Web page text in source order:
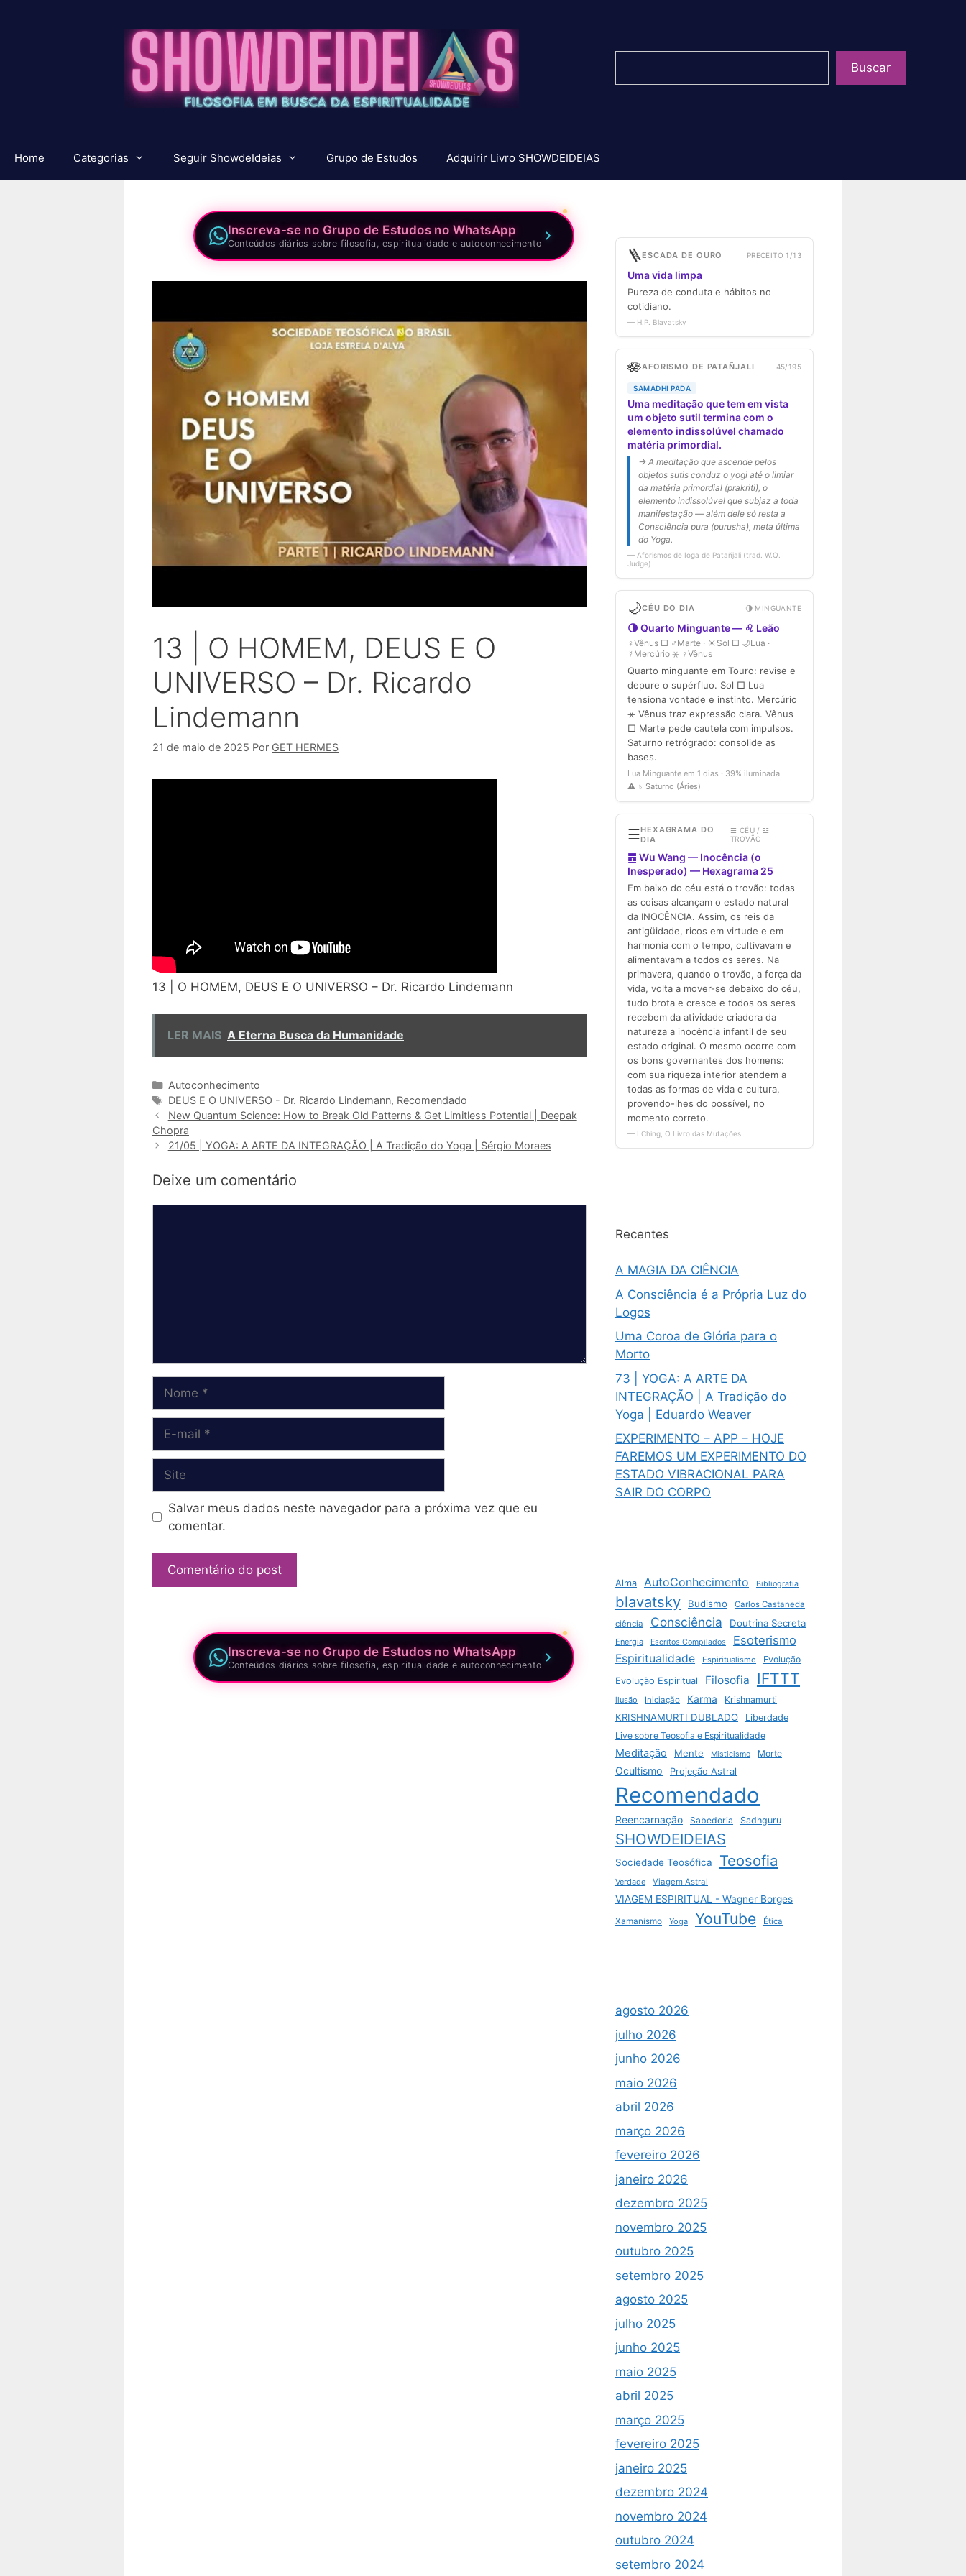
Buscar
Home Categorias Seguir ShowdeIdeias Grupo de Estudos Adquirir Livro SHOWDEIDEIAS
Inscreva-se no Grupo de Estudos no WhatsApp
Conteúdos diários sobre filosofia, espiritualidade e autoconhecimento
13 | O HOMEM, DEUS E O
UNIVERSO – Dr. Ricardo
Lindemann
21 de maio de 2025 Por GET HERMES
13 | O HOMEM, DEUS E O UNIVERSO – Dr. Ricardo Lindemann
LER MAIS A Eterna Busca da Humanidade
Categorias
Autoconhecimento
Tags
DEUS E O UNIVERSO - Dr. Ricardo Lindemann, Recomendado
New Quantum Science: How to Break Old Patterns & Get Limitless Potential | Deepak
Chopra
21/05 | YOGA: A ARTE DA INTEGRAÇÃO | A Tradição do Yoga | Sérgio Moraes
Deixe um comentário
mail
Salvar meus dados neste navegador para a próxima vez que eu
comentar.
Inscreva-se no Grupo de Estudos no WhatsApp
Conteúdos diários sobre filosofia, espiritualidade e autoconhecimento
Recentes
A MAGIA DA CIÊNCIA
A Consciência é a Própria Luz do
Logos
Uma Coroa de Glória para o
Morto
73 | YOGA: A ARTE DA
INTEGRAÇÃO | A Tradição do
Yoga | Eduardo Weaver
EXPERIMENTO – APP – HOJE
FAREMOS UM EXPERIMENTO DO
ESTADO VIBRACIONAL PARA
SAIR DO CORPO
Alma AutoConhecimento Bibliografia
blavatsky Budismo
Carlos Castaneda
ciência
Consciência Doutrina Secreta
Energia Escritos Compilados Esoterismo
Espiritualidade Espiritualismo
Evolução
Evolução Espiritual
Filosofia IFTTT
ilusão Iniciação Karma Krishnamurti
KRISHNAMURTI DUBLADO
Liberdade
Live sobre Teosofia e Espiritualidade
Meditação Mente Misticismo Morte
Ocultismo Projeção Astral
Recomendado
Reencarnação Sabedoria Sadhguru
SHOWDEIDEIAS
Sociedade Teosófica Teosofia
Verdade Viagem Astral
VIAGEM ESPIRITUAL - Wagner Borges
Xamanismo Yoga YouTube Ética
agosto 2026
julho 2026
junho 2026
maio 2026
abril 2026
março 2026
fevereiro 2026
janeiro 2026
dezembro 2025
novembro 2025
outubro 2025
setembro 2025
agosto 2025
julho 2025
junho 2025
maio 2025
abril 2025
março 2025
fevereiro 2025
janeiro 2025
dezembro 2024
novembro 2024
outubro 2024
setembro 2024